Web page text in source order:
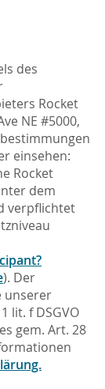
des
Rocket
NE #5000,
einsehen:
Rocket
dem
verpflichtet
). Der
unserer
lit. f DSGVO
gem. Art. 28